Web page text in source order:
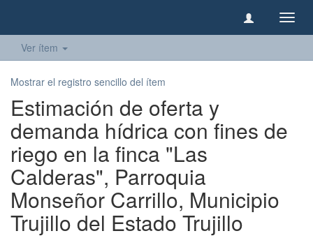
Ver ítem
Mostrar el registro sencillo del ítem
Estimación de oferta y
demanda hídrica con fines de
riego en la finca "Las
Calderas", Parroquia
Monseñor Carrillo, Municipio
Trujillo del Estado Trujillo